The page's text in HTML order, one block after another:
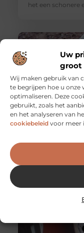
Uw
groot
Wij maken gebruik van
te begrijpen hoe u
optimaliseren. Deze
gebruikt, zoals het
en het analyseren van
cookiebeleid voor meer
het een schonere
Welke reserve
overwegen? Het